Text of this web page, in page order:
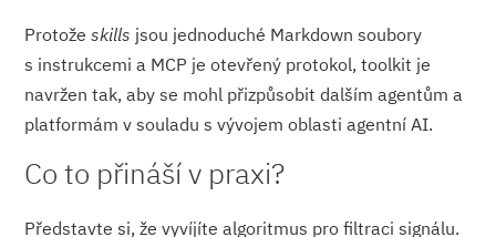
Protožeskills jsou jednoduché Markdown soubory
s instrukcemi a MCP je otevřený protokol, toolkit je
navržen tak, aby se mohl přizpůsobit dalším agentům a
platformám v souladu s vývojem oblasti agentní AI.
Co to přináší v praxi?
Představte si, že vyvíjíte algoritmus pro filtraci signálu.